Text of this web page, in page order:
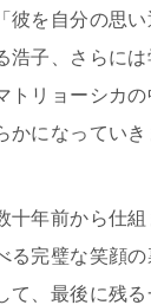
を自分の思
子、さらに
リョーシカ
になっていき
十年前から仕
る完璧な笑顔
、最後に残